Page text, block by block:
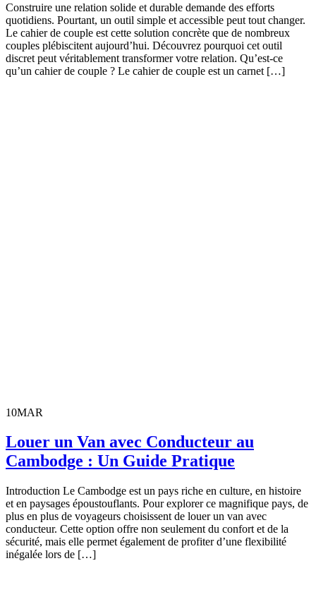
Construire une relation solide et durable demande des efforts
quotidiens. Pourtant, un outil simple et accessible peut tout changer.
Le cahier de couple est cette solution concrète que de nombreux
couples plébiscitent aujourd’hui. Découvrez pourquoi cet outil
discret peut véritablement transformer votre relation. Qu’est-ce
qu’un cahier de couple ? Le cahier de couple est un carnet […]
10MAR
Louer un Van avec Conducteur au
Cambodge : Un Guide Pratique
Introduction Le Cambodge est un pays riche en culture, en histoire
et en paysages époustouflants. Pour explorer ce magnifique pays, de
plus en plus de voyageurs choisissent de louer un van avec
conducteur. Cette option offre non seulement du confort et de la
sécurité, mais elle permet également de profiter d’une flexibilité
inégalée lors de […]